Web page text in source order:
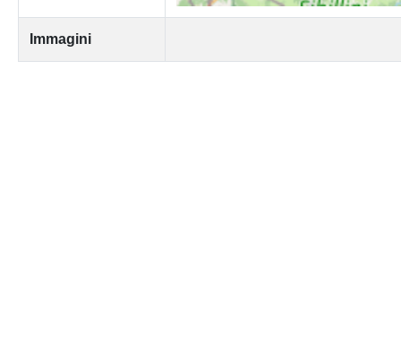
Immagini